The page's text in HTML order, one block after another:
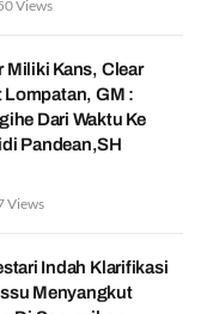
Views
Miliki Kans, Clear
Lompatan, GM :
Dari Waktu Ke
Pandean,SH
Views
Indah Klarifikasi
Menyangkut